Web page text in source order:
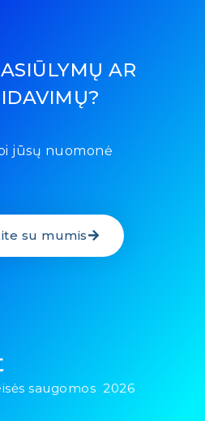
AR
jūsų nuomonė
su mumis
saugomos 2026